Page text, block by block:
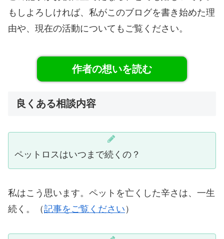
もしよろしければ、私がこのブログを書き始めた理
由や、現在の活動についてもご覧ください。
作者の想いを読む
良くある相談内容
ペットロスはいつまで続くの？
私はこう思います。ペットを亡くした辛さは、一生
続く。（記事をご覧ください ）